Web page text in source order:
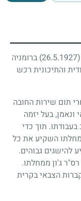
(26.5.1927)
ברומניה
והתיכונית רכש
תום שירות החובה
בעל יזמה
תוך כדי
מחלתו השקיע את כל
להישגים גבוהים.
ג'ון ממחלתו.
הצבאי בקרית